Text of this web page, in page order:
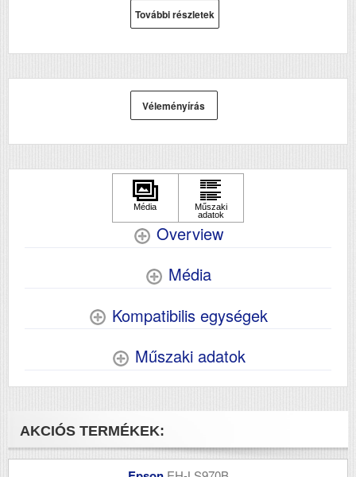
Premium XP-615
Epson Expression
Premium XP-700
Premium XP-710
Premium XP-800
További részletek
Véleményírás
Overview
Média
Kompatibilis egységek
Műszaki adatok
AKCIÓS TERMÉKEK: